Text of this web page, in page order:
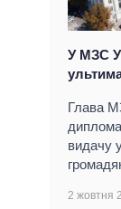
У МЗС
Глава
видачу
2 жовтня